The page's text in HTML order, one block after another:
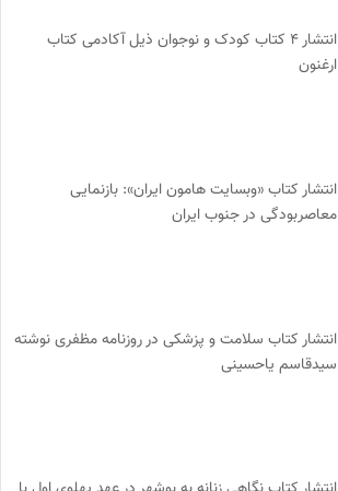
انتشار ۴ کتاب کودک و نوجوان ذیل آکادمی کتاب
ارغنون
انتشار کتاب «وبسایت هامون ایران»: بازنمایی
معاصربودگی در جنوب ایران
انتشار کتاب سلامت و پزشکی در روزنامه مظفری نوشته
سیدقاسم یاحسینی